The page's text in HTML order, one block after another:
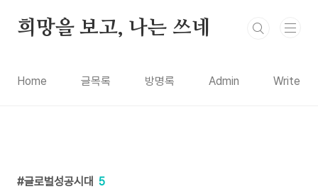
희망을 보고, 나는 쓰네
Home 글목록 방명록 Admin Write
글로벌성공시대 5